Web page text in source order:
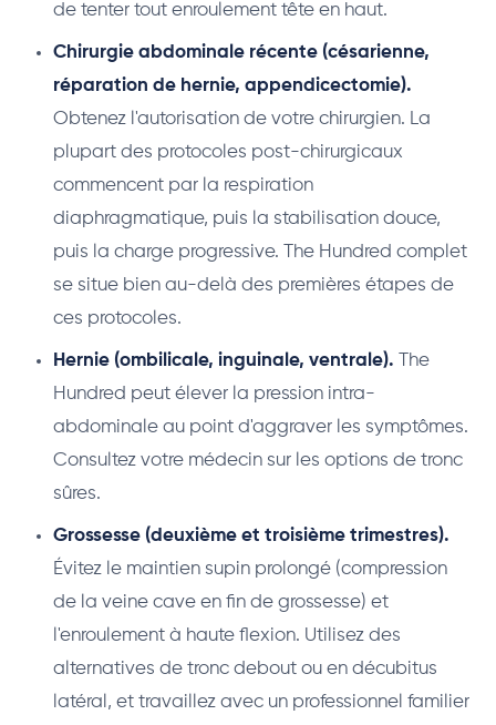
de tenter tout enroulement tête en haut.
Chirurgie abdominale récente (césarienne,
réparation de hernie, appendicectomie).
Obtenez l'autorisation de votre chirurgien. La
plupart des protocoles post-chirurgicaux
commencent par la respiration
diaphragmatique, puis la stabilisation douce,
puis la charge progressive. The Hundred complet
se situe bien au-delà des premières étapes de
ces protocoles.
Hernie (ombilicale, inguinale, ventrale). The
Hundred peut élever la pression intra-
abdominale au point d'aggraver les symptômes.
Consultez votre médecin sur les options de tronc
sûres.
Grossesse (deuxième et troisième trimestres).
Évitez le maintien supin prolongé (compression
de la veine cave en fin de grossesse) et
l'enroulement à haute flexion. Utilisez des
alternatives de tronc debout ou en décubitus
latéral, et travaillez avec un professionnel familier